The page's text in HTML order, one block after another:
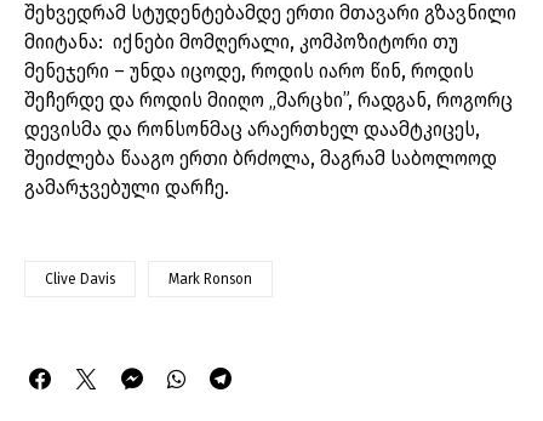
შეხვედრამ სტუდენტებამდე ერთი მთავარი გზავნილი
მიიტანა: იქნები მომღერალი, კომპოზიტორი თუ
მენეჯერი – უნდა იცოდე, როდის იარო წინ, როდის
შეჩერდე და როდის მიიღო „მარცხი”, რადგან, როგორც
დევისმა და რონსონმაც არაერთხელ დაამტკიცეს,
შეიძლება წააგო ერთი ბრძოლა, მაგრამ საბოლოოდ
გამარჯვებული დარჩე.
Clive Davis Mark Ronson